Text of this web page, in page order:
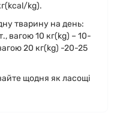
kg).
тварину на день:
вагою 10 кг(kg) – 10-
20 кг(kg) -20-25
щодня як ласощі